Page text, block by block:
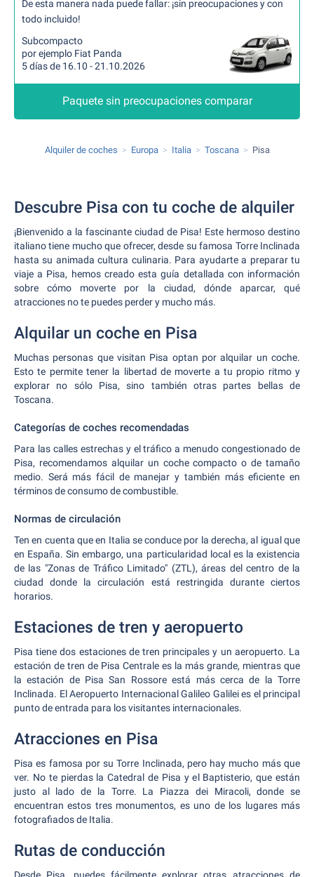
De esta manera nada puede fallar: ¡sin preocupaciones y con
todo incluido!
Subcompacto
por ejemplo Fiat Panda
5 días de 16.10 - 21.10.2026
Paquete sin preocupaciones comparar
Alquiler de coches Europa Italia Toscana Pisa
Descubre Pisa con tu coche de alquiler
¡Bienvenido a la fascinante ciudad de Pisa! Este hermoso destino
italiano tiene mucho que ofrecer, desde su famosa Torre Inclinada
hasta su animada cultura culinaria. Para ayudarte a preparar tu
viaje a Pisa, hemos creado esta guía detallada con información
sobre cómo moverte por la ciudad, dónde aparcar, qué
atracciones no te puedes perder y mucho más.
Alquilar un coche en Pisa
Muchas personas que visitan Pisa optan por alquilar un coche.
Esto te permite tener la libertad de moverte a tu propio ritmo y
explorar no sólo Pisa, sino también otras partes bellas de
Toscana.
Categorías de coches recomendadas
Para las calles estrechas y el tráfico a menudo congestionado de
Pisa, recomendamos alquilar un coche compacto o de tamaño
medio. Será más fácil de manejar y también más eficiente en
términos de consumo de combustible.
Normas de circulación
Ten en cuenta que en Italia se conduce por la derecha, al igual que
en España. Sin embargo, una particularidad local es la existencia
de las "Zonas de Tráfico Limitado" (ZTL), áreas del centro de la
ciudad donde la circulación está restringida durante ciertos
horarios.
Estaciones de tren y aeropuerto
Pisa tiene dos estaciones de tren principales y un aeropuerto. La
estación de tren de Pisa Centrale es la más grande, mientras que
la estación de Pisa San Rossore está más cerca de la Torre
Inclinada. El Aeropuerto Internacional Galileo Galilei es el principal
punto de entrada para los visitantes internacionales.
Atracciones en Pisa
Pisa es famosa por su Torre Inclinada, pero hay mucho más que
ver. No te pierdas la Catedral de Pisa y el Baptisterio, que están
justo al lado de la Torre. La Piazza dei Miracoli, donde se
encuentran estos tres monumentos, es uno de los lugares más
fotografiados de Italia.
Rutas de conducción